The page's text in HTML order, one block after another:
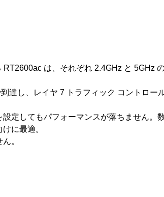
は、それぞれ 2.4GHz と 5GHz
達し、レイヤ 7 トラフィック コントロー
定してもパフォーマンスが落ちません。
に最適。
。